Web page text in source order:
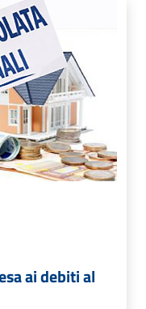
ai debiti al